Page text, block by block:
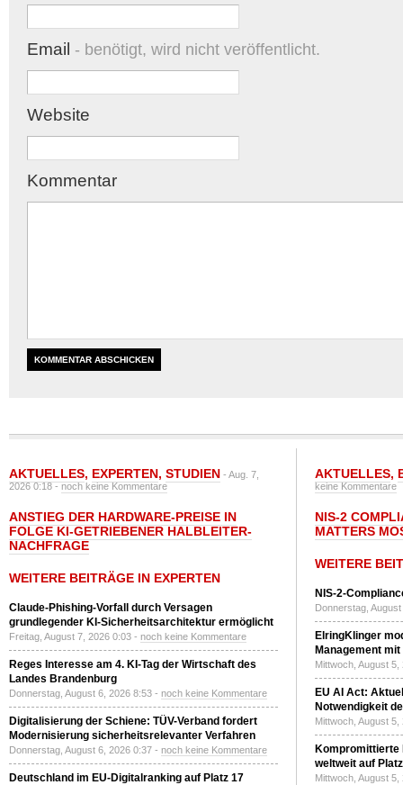
Email - benötigt, wird nicht veröffentlicht.
Website
Kommentar
AKTUELLES, EXPERTEN, STUDIEN - Aug. 7,
2026 0:18 -noch keine Kommentare
ANSTIEG DER HARDWARE-PREISE IN
FOLGE KI-GETRIEBENER HALBLEITER-
NACHFRAGE
WEITERE BEITRÄGE IN EXPERTEN
Claude-Phishing-Vorfall durch Versagen
grundlegender KI-Sicherheitsarchitektur ermöglicht
Freitag, August 7, 2026 0:03 - noch keine Kommentare
Reges Interesse am 4. KI-Tag der Wirtschaft des
Landes Brandenburg
Donnerstag, August 6, 2026 8:53 - noch keine Kommentare
Digitalisierung der Schiene: TÜV-Verband fordert
Modernisierung sicherheitsrelevanter Verfahren
Donnerstag, August 6, 2026 0:37 - noch keine Kommentare
Deutschland im EU-Digitalranking auf Platz 17
AKTUELLES,
keine Kommentare
NIS-2
MATTERS
WEITERE
NIS-2-
Donnerstag,
ElringKlinger
Management
Mittwoch, August
EU AI Act:
Notwendigkeit
Mittwoch, August
Kompromittierte
weltweit auf
Mittwoch, August